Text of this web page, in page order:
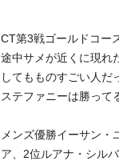
CT第3戦ゴールドコー
途中サメが近くに現れ
してもものすごい人だ
ステファニーは勝って
メンズ優勝イーサン
ア、2位ルアナ・シル